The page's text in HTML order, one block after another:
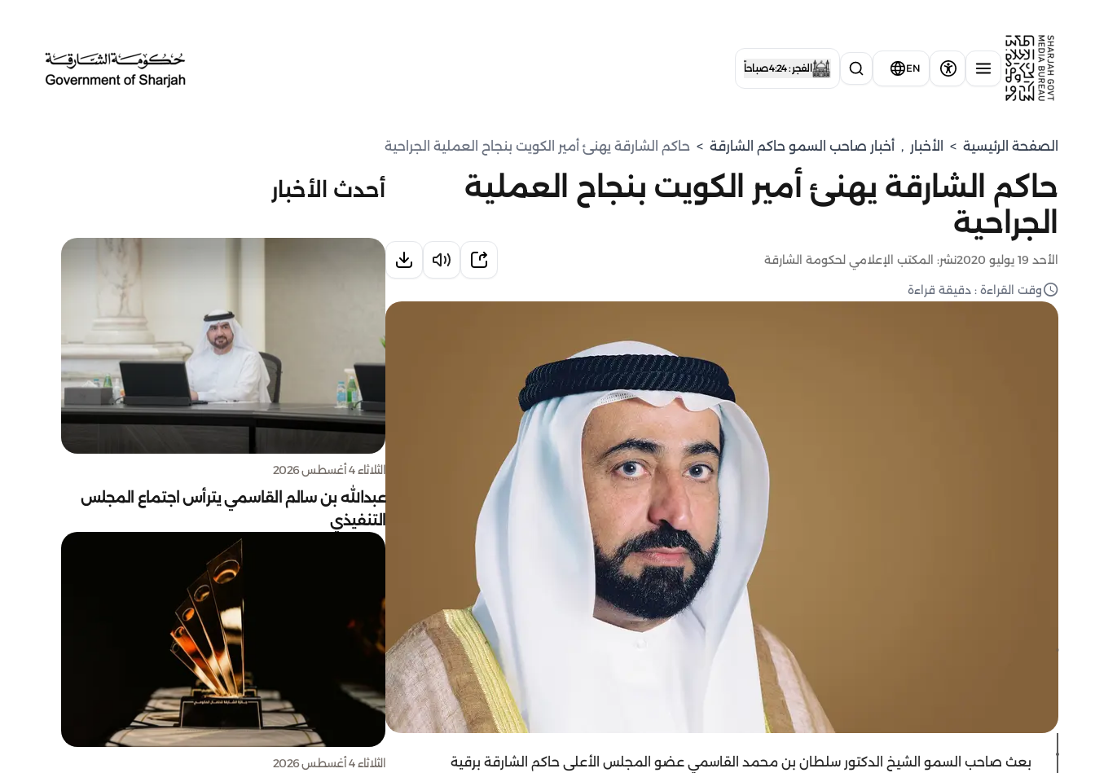
EN الفجر : 4:24 صباحاً
الصفحة الرئيسية > الأخبار , أخبار صاحب السمو حاكم الشارقة > حاكم الشارقة يهنئ أمير الكويت بنجاح العملية الجراحية
حاكم الشارقة يهنئ أمير الكويت بنجاح العملية
الجراحية
الأحد 19 يوليو 2020 نشر: المكتب الإعلامي لحكومة الشارقة
وقت القراءة : دقيقة قراءة
بعث صاحب السمو الشيخ الدكتور سلطان بن محمد القاسمي عضو المجلس الأعلى حاكم الشارقة برقية
أحدث الأخبار
الثلاثاء 4 أغسطس 2026
عبدالله بن سالم القاسمي يترأس اجتماع المجلس
التنفيذي
الثلاثاء 4 أغسطس 2026